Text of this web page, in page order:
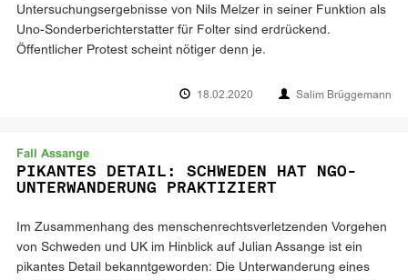
Untersuchungsergebnisse von Nils Melzer in seiner Funktion als
Uno-Sonderberichterstatter für Folter sind erdrückend.
Öffentlicher Protest scheint nötiger denn je.
18.02.2020 Salim Brüggemann
Fall Assange
PIKANTES DETAIL: SCHWEDEN HAT NGO-
UNTERWANDERUNG PRAKTIZIERT
Im Zusammenhang des menschenrechtsverletzenden Vorgehen
von Schweden und UK im Hinblick auf Julian Assange ist ein
pikantes Detail bekanntgeworden: Die Unterwanderung eines